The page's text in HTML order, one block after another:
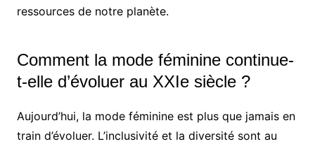
ressources de notre planète.
Comment la mode féminine continue-
t-elle d’évoluer au XXIe siècle ?
Aujourd’hui, la mode féminine est plus que jamais en
train d’évoluer. L’inclusivité et la diversité sont au